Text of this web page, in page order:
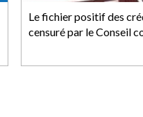
Le fichier positif des
censuré par le Conseil